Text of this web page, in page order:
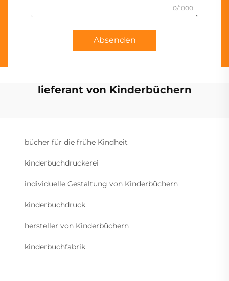
0/1000
Absenden
lieferant von Kinderbüchern
bücher für die frühe Kindheit
kinderbuchdruckerei
individuelle Gestaltung von Kinderbüchern
kinderbuchdruck
hersteller von Kinderbüchern
kinderbuchfabrik